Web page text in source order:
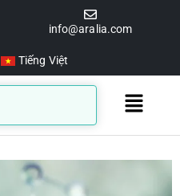
info@aralia.com
Tiếng Việt
Main